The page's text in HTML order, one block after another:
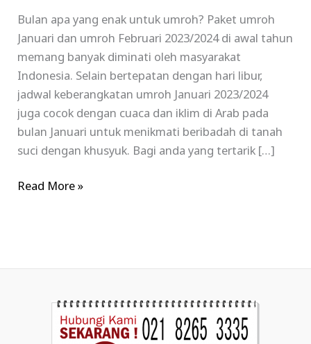
Bulan apa yang enak untuk umroh? Paket umroh
Januari dan umroh Februari 2023/2024 di awal tahun
memang banyak diminati oleh masyarakat
Indonesia. Selain bertepatan dengan hari libur,
jadwal keberangkatan umroh Januari 2023/2024
juga cocok dengan cuaca dan iklim di Arab pada
bulan Januari untuk menikmati beribadah di tanah
suci dengan khusyuk. Bagi anda yang tertarik […]
Read More »